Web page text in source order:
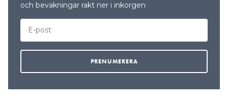
och bevakningar rakt ner i inkorgen